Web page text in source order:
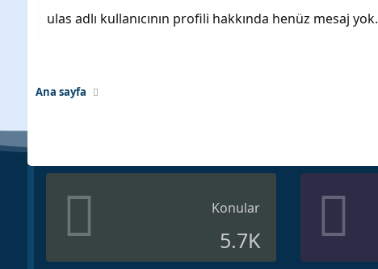
ulas adlı kullanıcının profili hakkında henüz mesaj yok.
Ana sayfa
Konular
5.7K